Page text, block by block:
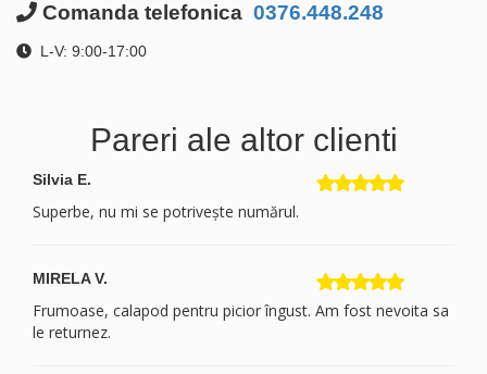
Comanda telefonica 0376.448.248
L-V: 9:00-17:00
Pareri ale altor clienti
Silvia E.
Superbe, nu mi se potrivește numărul.
MIRELA V.
Frumoase, calapod pentru picior îngust. Am fost nevoita sa
le returnez.